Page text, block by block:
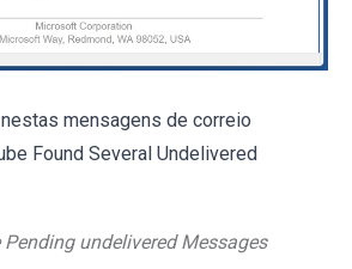
mensagens de correio
Found Several Undelivered
Pending undelivered Messages